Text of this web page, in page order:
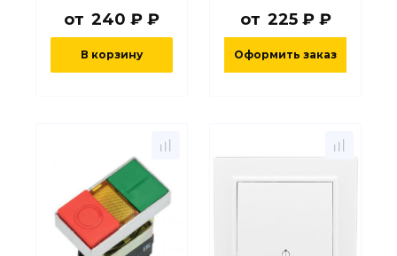
от 240 ₽ ₽
В корзину
от 225 ₽ ₽
Оформить заказ